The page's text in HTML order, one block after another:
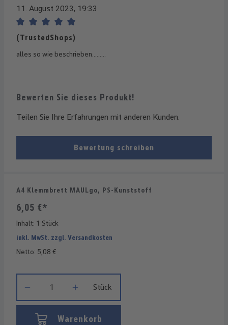
Bewerten Sie dieses Produkt!
Teilen Sie Ihre Erfahrungen mit anderen Kunden.
Bewertung schreiben
11. August 2023, 19:33
Bewertung mit 5 von 5 Sternen
(TrustedShops)
alles so wie beschrieben.........
A4 Klemmbrett MAULgo, PS-Kunststoff
6,05 €*
Inhalt: 1 Stück
inkl. MwSt. zzgl. Versandkosten
Netto: 5,08 €
Stück
Warenkorb